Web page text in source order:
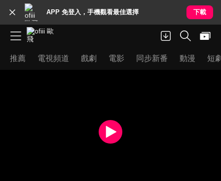
APP 免登入，手機觀看最佳選擇 下載
推薦 電視頻道 戲劇 電影 同步新番 動漫 短